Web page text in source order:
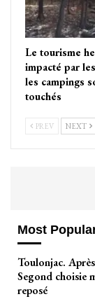
Le tourisme
impacté par
les campings
touchés
PREV NEXT
Most
Toulonjac.
Segond choisie
reposé